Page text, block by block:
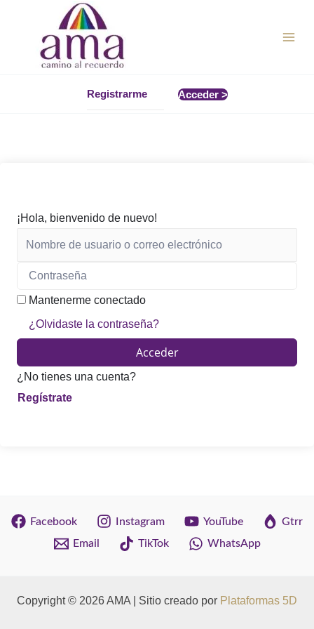
contenido
Registrarme Acceder >
¡Hola, bienvenido de nuevo!
Mantenerme conectado
¿Olvidaste la contraseña?
Acceder
¿No tienes una cuenta?
Facebook Instagram YouTube
Gtrr
Email
TikTok WhatsApp
Copyright © 2026 AMA | Sitio creado por Plataformas 5D